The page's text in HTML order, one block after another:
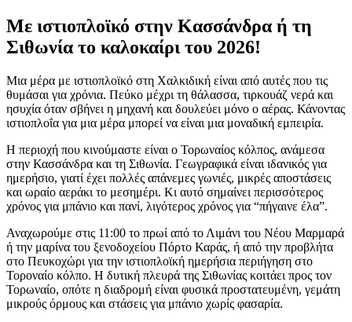
Με ιστιοπλοϊκό στην Κασσάνδρα ή τη
Σιθωνία το καλοκαίρι του 2026!
Μια μέρα με ιστιοπλοϊκό στη Χαλκιδική είναι από αυτές που τις
θυμάσαι για χρόνια. Πεύκο μέχρι τη θάλασσα, τιρκουάζ νερά και
ησυχία όταν σβήνει η μηχανή και δουλεύει μόνο ο αέρας. Κάνοντας
ιστιοπλοΐα για μια μέρα μπορεί να είναι μια μοναδική εμπειρία.
Η περιοχή που κινούμαστε είναι ο Τορωναίος κόλπος, ανάμεσα
στην Κασσάνδρα και τη Σιθωνία. Γεωγραφικά είναι ιδανικός για
ημερήσιο, γιατί έχει πολλές απάνεμες γωνιές, μικρές αποστάσεις
και ωραίο αεράκι το μεσημέρι. Κι αυτό σημαίνει περισσότερος
χρόνος για μπάνιο και πανί, λιγότερος χρόνος για “πήγαινε έλα”.
Αναχωρούμε στις 11:00 το πρωί από το Λιμάνι του Νέου Μαρμαρά
ή την μαρίνα του ξενοδοχείου Πόρτο Καράς, ή από την προβλήτα
στο Πευκοχώρι για την ιστιοπλοϊκή ημερήσια περιήγηση στο
Τοροναίο κόλπο. Η δυτική πλευρά της Σιθωνίας κοιτάει προς τον
Τορωναίο, οπότε η διαδρομή είναι φυσικά προστατευμένη, γεμάτη
μικρούς όρμους και στάσεις για μπάνιο χωρίς φασαρία.